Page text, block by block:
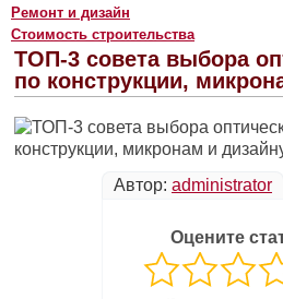
Ремонт и дизайн
Стоимость строительства
ТОП-3 совета выбора
по конструкции,
Автор: administrator
Оцените